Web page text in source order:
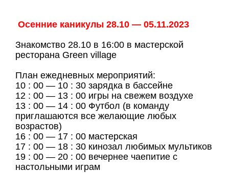
Осенние каникулы 28.10 — 05.11.2023
Знакомство 28.10 в 16:00 в мастерской
ресторана Green village
План ежедневных мероприятий:
10 : 00 — 10 : 30 зарядка в бассейне
12 : 00 — 13 : 00 игры на свежем воздухе
13 : 00 — 14 : 00 Футбол (в команду
приглашаются все желающие любых
возрастов)
16 : 00 — 17 : 00 мастерская
17 : 00 — 18 : 30 кинозал любимых мультиков
19 : 00 — 20 : 00 вечернее чаепитие с
настольными играм